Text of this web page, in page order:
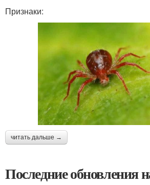
Признаки:
читать дальше →
Последние обновления